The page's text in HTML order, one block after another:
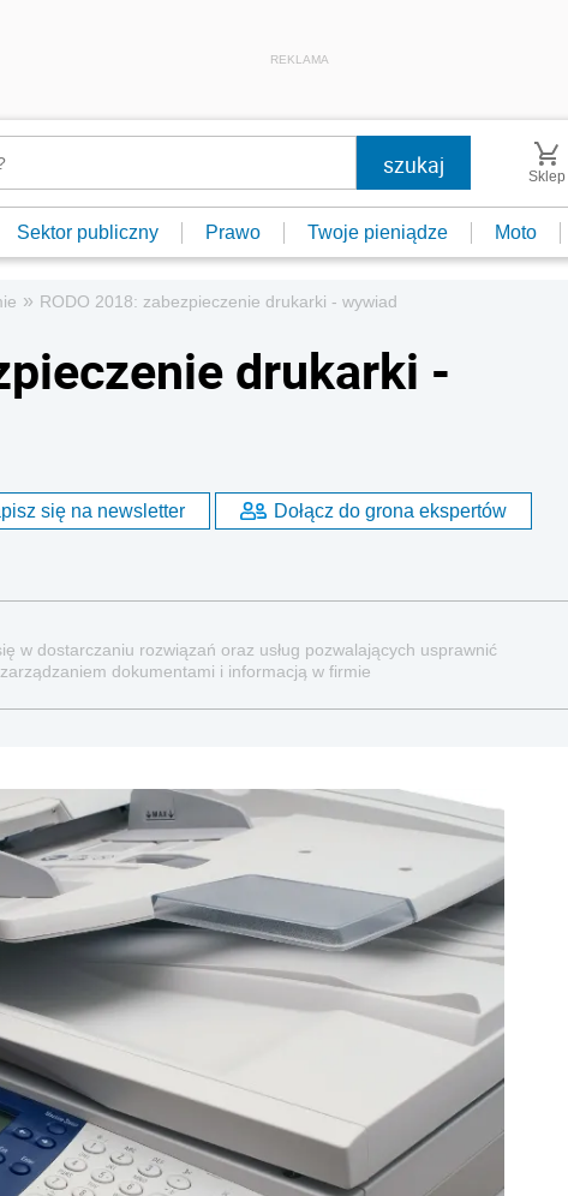
REKLAMA
Sklep
Sektor publiczny Prawo Twoje pieniądze Moto
» RODO 2018: zabezpieczenie drukarki - wywiad
drukarki -
się na newsletter Dołącz do grona ekspertów
w dostarczaniu rozwiązań oraz usług pozwalających usprawnić
dokumentami i informacją w firmie